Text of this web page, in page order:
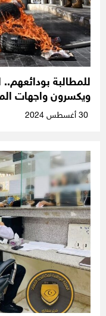
للمطالبة بودائعهم..
ويكسرون واجهات